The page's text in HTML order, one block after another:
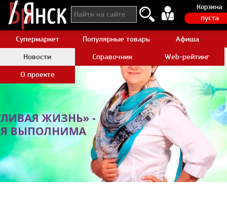
Корзина
пуста
Супермаркет Популярные товары AliexpressАфиша
Новости
Справочник
Web-рейтинг
О проекте